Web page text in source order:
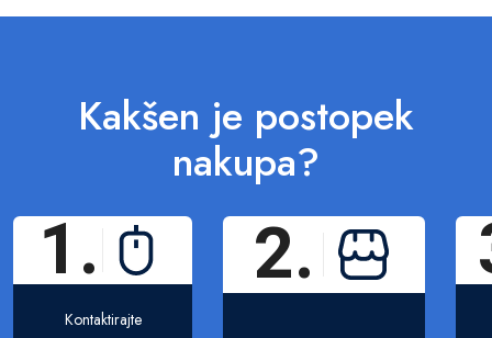
Kakšen je postopek
nakupa?
1.
Kontaktirajte
2.